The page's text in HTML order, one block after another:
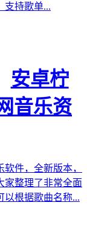
支持歌单...
安卓柠
音乐资
件，全新版本，
家整理了非常全面
以根据歌曲名称...